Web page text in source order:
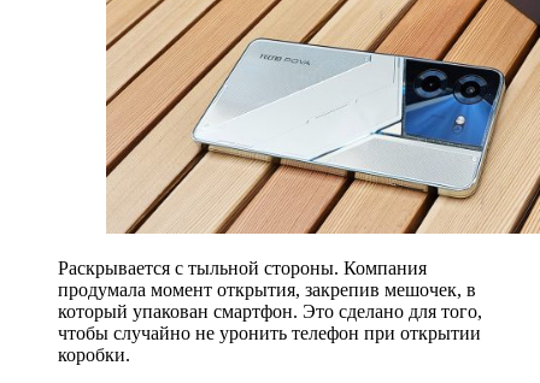
Раскрывается с тыльной стороны. Компания
продумала момент открытия, закрепив мешочек, в
который упакован смартфон. Это сделано для того,
чтобы случайно не уронить телефон при открытии
коробки.